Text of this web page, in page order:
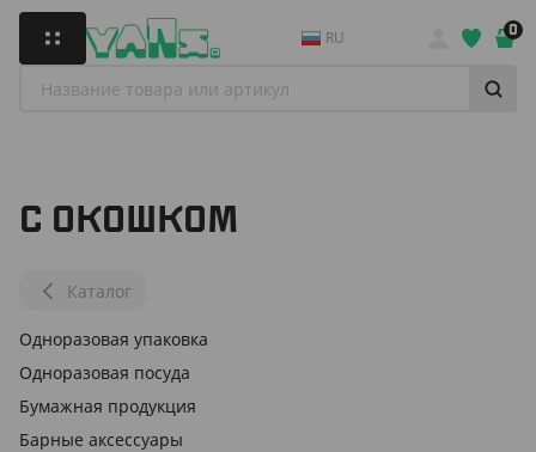
RU 0
С ОКОШКОМ
Каталог
Одноразовая упаковка
Одноразовая посуда
Бумажная продукция
Барные аксессуары